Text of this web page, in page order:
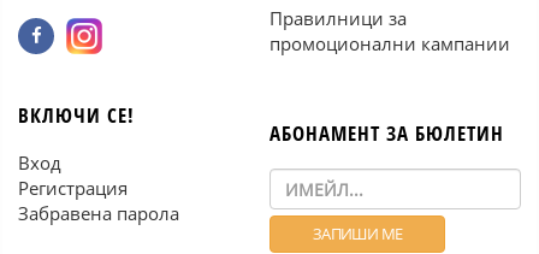
Правилници за
промоционални кампании
ВКЛЮЧИ СЕ!
Вход
Регистрация
Забравена парола
АБОНАМЕНТ ЗА БЮЛЕТИН